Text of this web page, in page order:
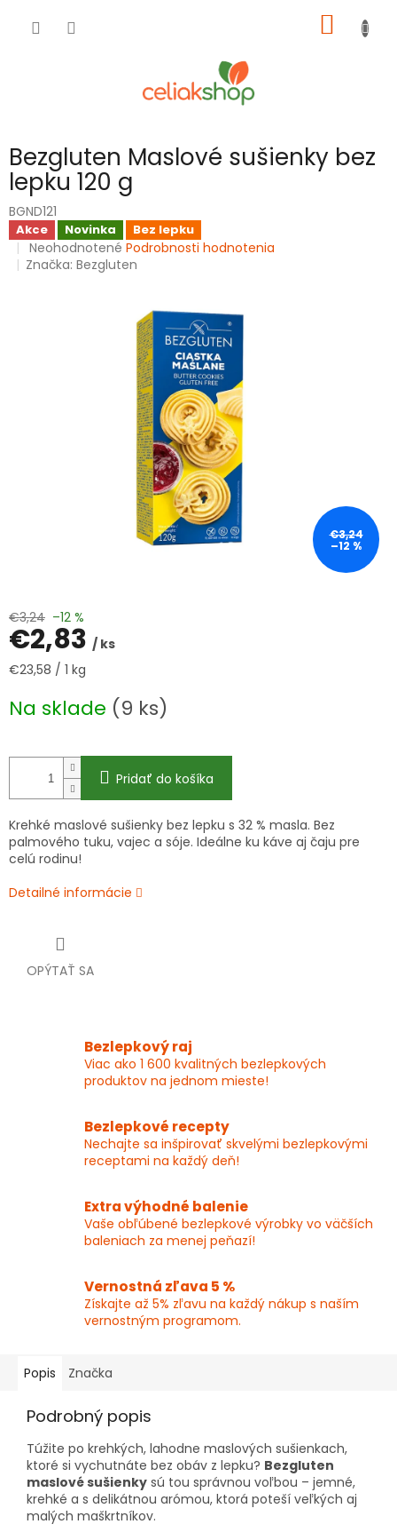
KOŠÍK
Bezgluten Maslové sušienky bez
lepku 120 g
BGND121
Akce Novinka Bez lepku
Priemerné
hodnotenie
Neohodnotené Podrobnosti hodnotenia
Značka:Bezgluten
€3,24
–12 %
€3,24 –12 %
€2,83 / ks
Jednotková
€23,58 / 1 kg
Na sklade (9 ks)
Pridať do košíka
Krehké maslové sušienky bez lepku s 32 % masla. Bez
palmového tuku, vajec a sóje. Ideálne ku káve aj čaju pre
celú rodinu!
Detailné informácie
OPÝTAŤ SA
Bezlepkový raj
Viac ako 1 600 kvalitných bezlepkových
produktov na jednom mieste!
Bezlepkové recepty
Nechajte sa inšpirovať skvelými bezlepkovými
receptami na každý deň!
Extra výhodné balenie
Vaše obľúbené bezlepkové výrobky vo väčších
baleniach za menej peňazí!
Vernostná zľava 5 %
Získajte až 5% zľavu na každý nákup s naším
vernostným programom.
Popis Značka
Podrobný popis
Túžite po krehkých, lahodne maslových sušienkach,
ktoré si vychutnáte bez obáv z lepku? Bezgluten
maslové sušienky sú tou správnou voľbou – jemné,
krehké a s delikátnou arómou, ktorá poteší veľkých aj
malých maškrtníkov.